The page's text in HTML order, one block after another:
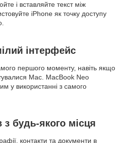
і вставляйте текст між
iPhone як точку доступу
інтерфейс
першого моменту, навіть якщо
Mac. MacBook Neo
у використанні з самого
будь-якого місця
контакти та документи в